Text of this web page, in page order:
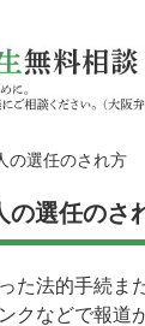
の選任のされ方
の選任のさ
た法的手続ま
クなどで報道